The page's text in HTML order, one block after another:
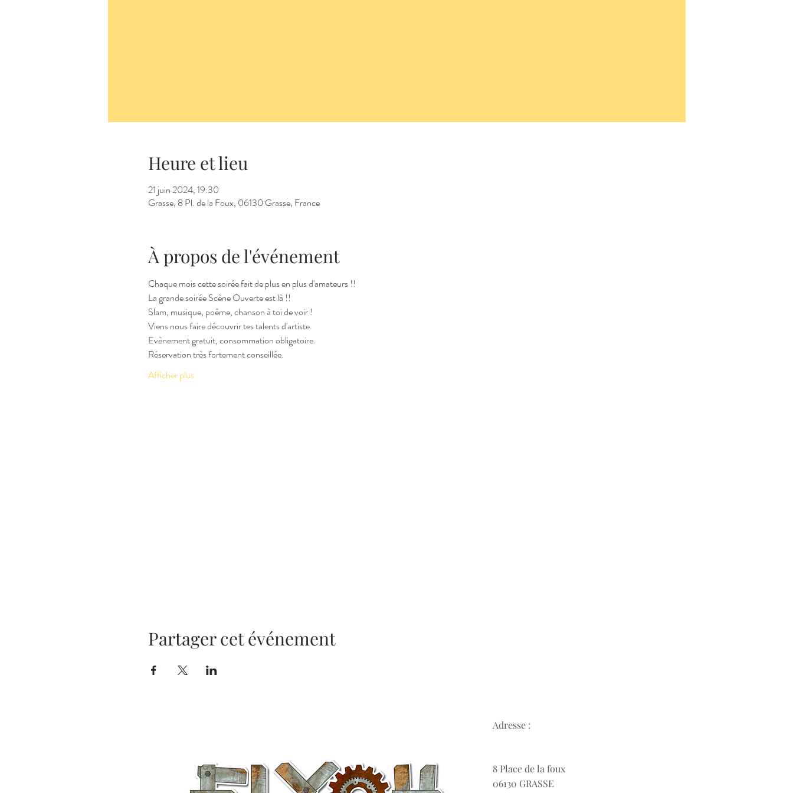
Heure et lieu
21 juin 2024, 19:30
Grasse, 8 Pl. de la Foux, 06130 Grasse, France
À propos de l'événement
Chaque mois cette soirée fait de plus en plus d'amateurs !!
La grande soirée Scène Ouverte est là !!
Slam, musique, poême, chanson à toi de voir !
Viens nous faire découvrir tes talents d'artiste.
Evènement gratuit, consommation obligatoire.
Réservation très fortement conseillée.
Afficher plus
Partager cet événement
Adresse :
8 Place de la foux
06130 GRASSE